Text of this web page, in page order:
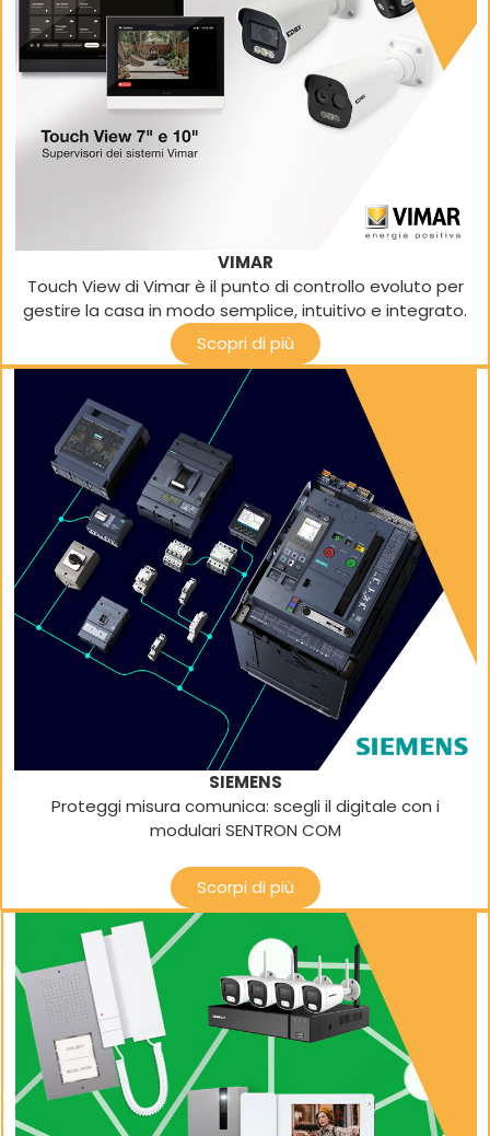
VIMAR
Touch View di Vimar è il punto di controllo evoluto per
gestire la casa in modo semplice, intuitivo e integrato.
Scopri di più
SIEMENS
Proteggi misura comunica: scegli il digitale con i
modulari SENTRON COM
Scorpi di più